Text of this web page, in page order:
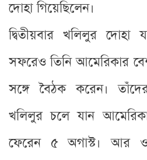
দোহা গিয়েছিলেন।
দ্বিতীয়বার খলিলুর
সফরেও তিনি আমেরিকার
সঙ্গে বৈঠক করেন।
খলিলুর চলে যান
ফেরেন ৫ অগাস্ট। আর